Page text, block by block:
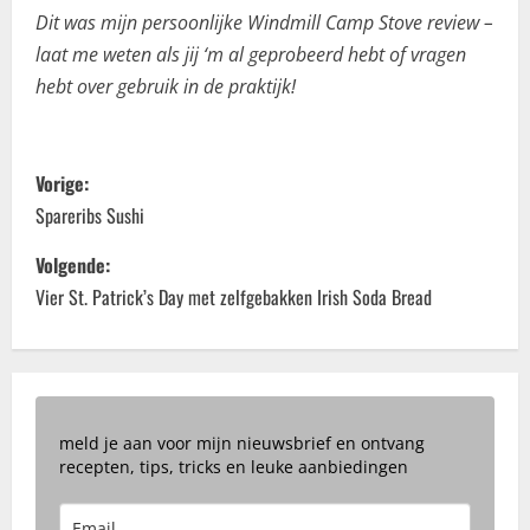
Dit was mijn persoonlijke Windmill Camp Stove review –
laat me weten als jij ‘m al geprobeerd hebt of vragen
hebt over gebruik in de praktijk!
B
e
r
i
Vorige:
Spareribs Sushi
Volgende:
Vier St. Patrick’s Day met zelfgebakken Irish Soda Bread
meld je aan voor mijn nieuwsbrief en ontvang
recepten, tips, tricks en leuke aanbiedingen